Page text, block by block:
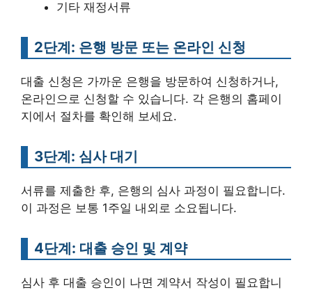
기타 재정서류
2단계: 은행 방문 또는 온라인 신청
대출 신청은 가까운 은행을 방문하여 신청하거나,
온라인으로 신청할 수 있습니다. 각 은행의 홈페이
지에서 절차를 확인해 보세요.
3단계: 심사 대기
서류를 제출한 후, 은행의 심사 과정이 필요합니다.
이 과정은 보통 1주일 내외로 소요됩니다.
4단계: 대출 승인 및 계약
심사 후 대출 승인이 나면 계약서 작성이 필요합니